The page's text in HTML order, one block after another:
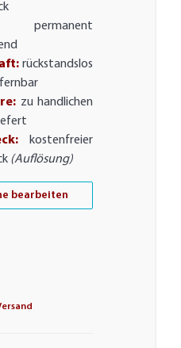
rückstandslos
zu handlichen
kostenfreier
(Auflösung)
bearbeiten